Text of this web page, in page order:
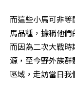
而這些小馬可非
馬品種，據稱他
而因為二次大戰
源，至今野外族
區域，走訪當日我